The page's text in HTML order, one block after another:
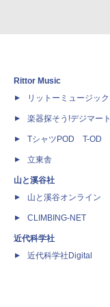
Rittor Music
リットーミュージック
楽器探そう!デジマート
TシャツPOD T-OD
立東舎
山と溪谷社
山と溪谷オンライン
CLIMBING-NET
近代科学社
近代科学社Digital